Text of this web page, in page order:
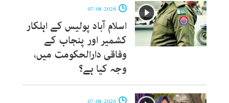
اسلام آباد پولیس کے اہلکار
کشمیر اور پنجاب کے
وفاقی دارالحکومت میں،
وجہ کیا ہے؟